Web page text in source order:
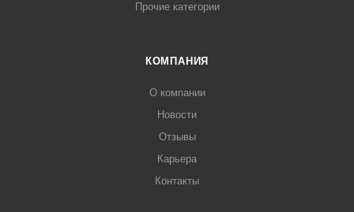
Прочие категории
КОМПАНИЯ
О компании
Новости
Отзывы
Карьера
Контакты